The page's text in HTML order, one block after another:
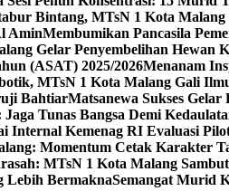
Bintang, MTsN 1 Kota Malang
AminMembumikan Pancasila
Gelar Penyembelihan Hewan
(ASAT) 2025/2026Menanam
MTsN 1 Kota Malang Gali
BahtiarMatsanewa Sukses
Tunas Bangsa Demi
Internal Kemenag RI Evaluasi
Momentum Cetak Karakter
MTsN 1 Kota Malang
Lebih BermaknaSemangat Murid